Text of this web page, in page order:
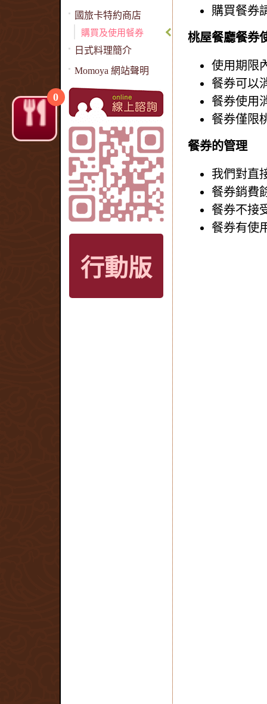
國旅卡特約商店
購買及使用餐券
日式料理簡介
Momoya 網站聲明
行動版
購買餐券
桃屋餐廳餐券
使用期限
餐券可以
餐券使用
餐券僅限
餐券的管理
我們對直
餐券銷費
餐券不接
餐券有使
0